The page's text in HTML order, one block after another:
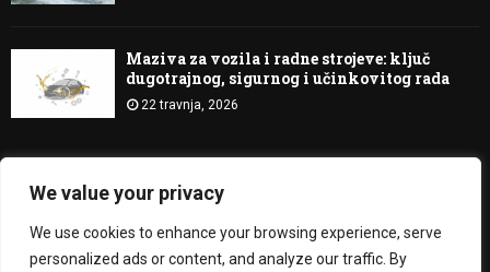
We value your privacy
We use cookies to enhance your browsing experience, serve
personalized ads or content, and analyze our traffic. By
Maziva za vozila i radne strojeve: ključ
dugotrajnog, sigurnog i učinkovitog rada
22 travnja, 2026
@2023 - Bitje Svetlobe. All Right Reserved.
O nama Kontakt